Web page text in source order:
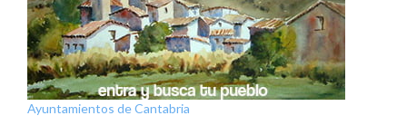
Ayuntamientos de Cantabria